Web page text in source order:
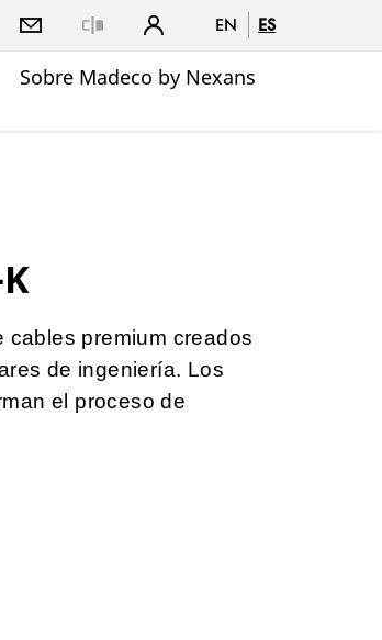
EN ES
Sobre Madeco by Nexans
cables premium creados
de ingeniería. Los
el proceso de